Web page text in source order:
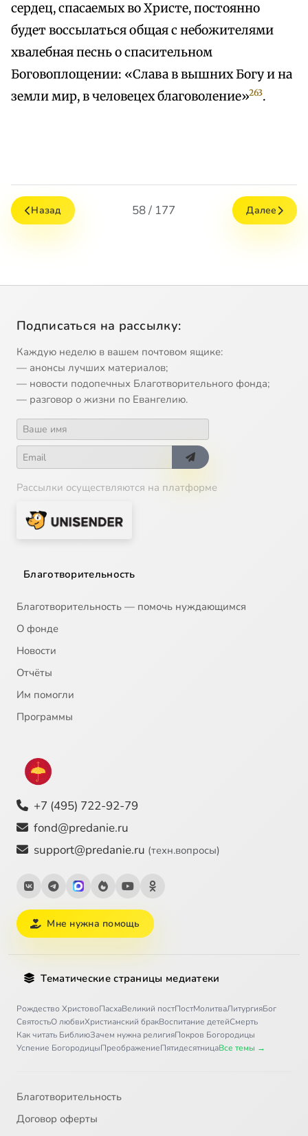
сердец, спасаемых во Христе, постоянно
будет воссылаться общая с небожителями
хвалебная песнь о спасительном
Боговоплощении: «Слава в вышних Богу и на
земли мир, в человецех благоволение»263.
Назад 58 / 177 Далее
Подписаться на рассылку:
Каждую неделю в вашем почтовом ящике:
— анонсы лучших материалов;
— новости подопечных Благотворительного фонда;
— разговор о жизни по Евангелию.
Рассылки осуществляются на платформе
Благотворительность
Благотворительность — помочь нуждающимся
О фонде
Новости
Отчёты
Им помогли
Программы
+7 (495) 722-92-79
fond@predanie.ru
support@predanie.ru (техн.вопросы)
Мне нужна помощь
Тематические страницы медиатеки
Рождество ХристовоПасхаВеликий постПостМолитваЛитургияБог
СвятостьО любвиХристианский бракВоспитание детейСмерть
Как читать БиблиюЗачем нужна религияПокров Богородицы
Успение БогородицыПреображениеПятидесятницаВсе темы →
Благотворительность
Договор оферты